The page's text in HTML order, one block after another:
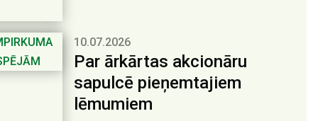
Par ārkārtas akcionāru
sapulcē pieņemtajiem
lēmumiem
10.07.2026